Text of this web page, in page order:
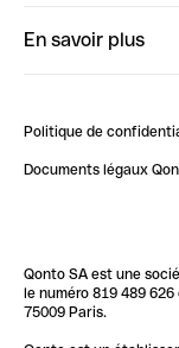
ClubQonto
Impact de l'IA sur
En savoir plus
Blog
Newsroom
Glossaire finance
Politique de
Documents légaux
Qonto SA est une
le numéro 819 489
75009 Paris.